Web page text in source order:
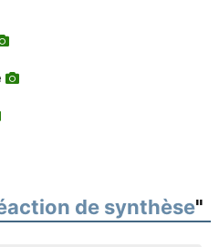
de synthèse"